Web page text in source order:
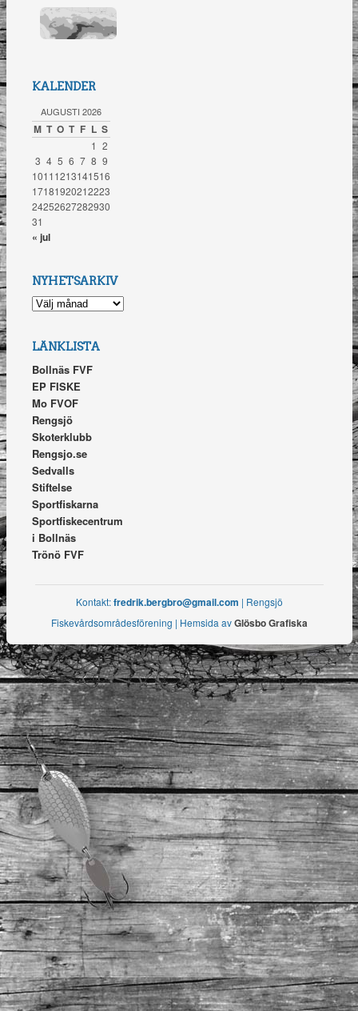
KALENDER
AUGUSTI 2026
M T O T F L S
1 2
3 4 5 6 7 8 9
10111213141516
17181920212223
24252627282930
31
« jul
NYHETSARKIV
NYHETSARKIV
LÄNKLISTA
Bollnäs FVF
EP FISKE
Mo FVOF
Rengsjö
Skoterklubb
Rengsjo.se
Sedvalls
Stiftelse
Sportfiskarna
Sportfiskecentrum
i Bollnäs
Trönö FVF
Kontakt:fredrik.bergbro@gmail.com | Rengsjö
Fiskevårdsområdesförening | Hemsida avGlösbo Grafiska